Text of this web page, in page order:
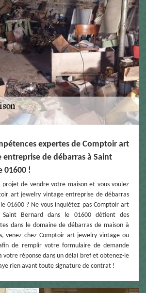
expertes de Comptoir art
de débarras à Saint
01600 !
projet de vendre votre maison et vous voulez
art jewelry vintage entreprise de débarras
01600 ? Ne vous inquiétez pas Comptoir art
Bernard dans le 01600 détient des
dans le domaine de débarras de maison à
venez chez Comptoir art jewelry vintage ou
de remplir votre formulaire de demande
votre réponse dans un délai bref et obtenez-le
rien avant toute signature de contrat !